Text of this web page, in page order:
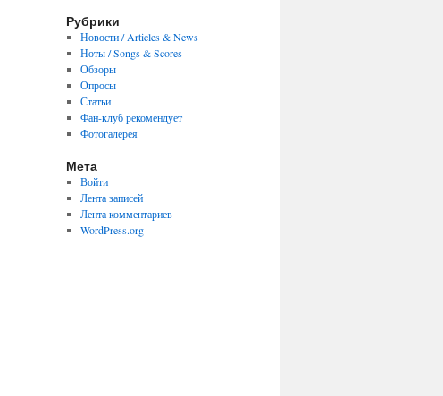
Рубрики
Новости / Articles & News
Ноты / Songs & Scores
Обзоры
Опросы
Статьи
Фан-клуб рекомендует
Фотогалерея
Мета
Войти
Лента записей
Лента комментариев
WordPress.org